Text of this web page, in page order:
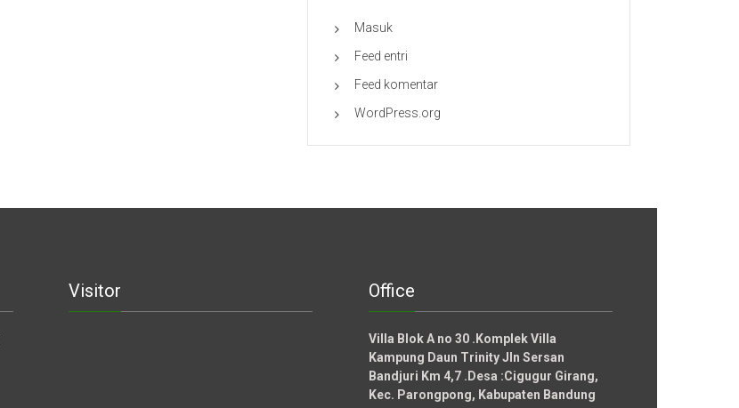
Masuk
Feed entri
Feed komentar
WordPress.org
Visitor Office
Villa Blok A no 30 .Komplek Villa
Kampung Daun Trinity Jln Sersan
Bandjuri Km 4,7 .Desa :Cigugur Girang,
Kec. Parongpong, Kabupaten Bandung